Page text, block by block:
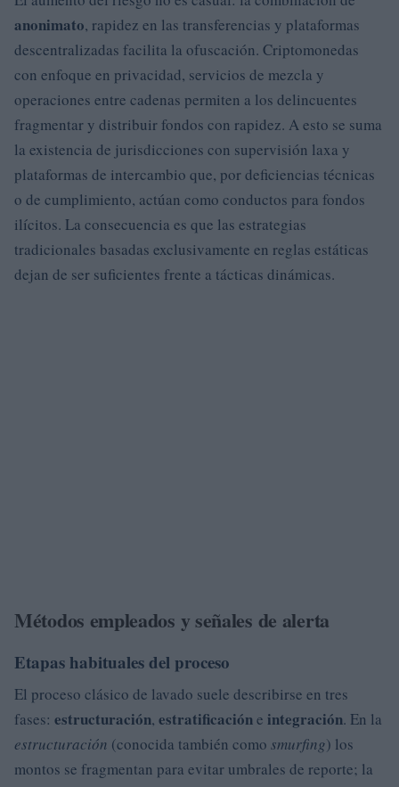
anonimato, rapidez en las transferencias y plataformas
descentralizadas facilita la ofuscación. Criptomonedas
con enfoque en privacidad, servicios de mezcla y
operaciones entre cadenas permiten a los delincuentes
fragmentar y distribuir fondos con rapidez. A esto se suma
la existencia de jurisdicciones con supervisión laxa y
plataformas de intercambio que, por deficiencias técnicas
o de cumplimiento, actúan como conductos para fondos
ilícitos. La consecuencia es que las estrategias
tradicionales basadas exclusivamente en reglas estáticas
dejan de ser suficientes frente a tácticas dinámicas.
Métodos empleados y señales de alerta
Etapas habituales del proceso
El proceso clásico de lavado suele describirse en tres
fases: estructuración, estratificacióne integración. En la
estructuración (conocida también como smurfing) los
montos se fragmentan para evitar umbrales de reporte; la